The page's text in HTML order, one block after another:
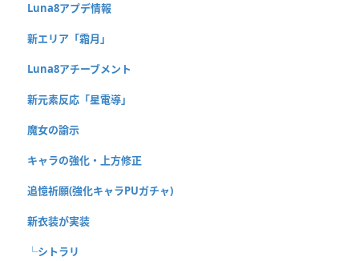
Luna8アプデ情報
新エリア「霜月」
Luna8アチーブメント
新元素反応「星電導」
魔女の諭示
キャラの強化・上方修正
追憶祈願(強化キャラPUガチャ)
新衣装が実装
└シトラリ